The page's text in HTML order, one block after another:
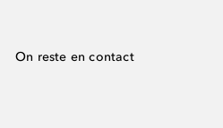
On reste en contact